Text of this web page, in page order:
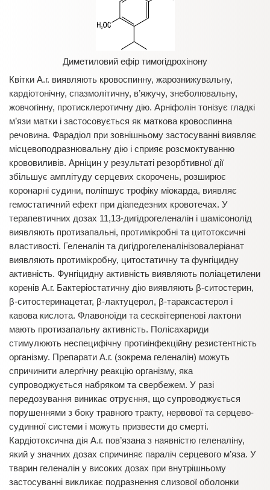
Диметиловий ефір тимогідрохінону
Квітки А.г. виявляють кровоспинну, жарознижувальну,
кардіотонічну, спазмолітичну, в’яжучу, знеболювальну,
жовчогінну, протисклеротичну дію. Арніфолін тонізує гладкі
м’язи матки і застосовується як маткова кровоспинна
речовина. Фарадіол при зовнішньому застосуванні виявляє
місцевоподразнювальну дію і сприяє розсмоктуванню
крововиливів. Арніцин у результаті резорбтивної дії
збільшує амплітуду серцевих скорочень, розширює
коронарні судини, поліпшує трофіку міокарда, виявляє
гемостатичний ефект при діапедезних кровотечах. У
терапевтичних дозах 11,13-дигідрогеленалін і шамісонолід
виявляють протизапальні, протимікробні та цитотоксичні
властивості. Геленалін та дигідрогеленалінізовалеріанат
виявляють протимікробну, цитостатичну та фунгіцидну
активність. Фунгіцидну активність виявляють поліацетилени
коренів А.г. Бактеріостатичну дію виявляють β-ситостерин,
β-ситостеринацетат, β-лактуцерол, β-тараксастерол і
кавова кислота. Флавоноїди та сесквітерпенові лактони
мають протизапальну активність. Полісахариди
стимулюють неспецифічну протиінфекційну резистентність
організму. Препарати А.г. (зокрема геленалін) можуть
спричинити алергічну реакцію організму, яка
супроводжується набряком та свербежем. У разі
передозування виникає отруєння, що супроводжується
порушеннями з боку травного тракту, нервової та серцево-
судинної системи і можуть призвести до смерті.
Кардіотоксична дія А.г. пов’язана з наявністю геленаліну,
який у значних дозах спричиняє параліч серцевого м’яза. У
тварин геленалін у високих дозах при внутрішньому
застосуванні викликає подразнення слизової оболонки